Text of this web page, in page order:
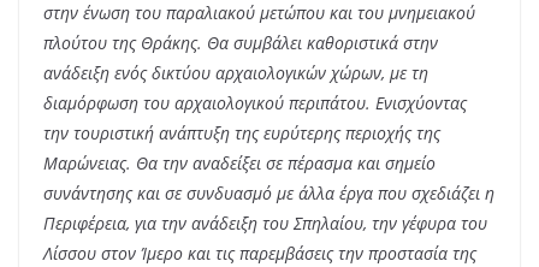
στην ένωση του παραλιακού μετώπου και του μνημειακού
πλούτου της Θράκης. Θα συμβάλει καθοριστικά στην
ανάδειξη ενός δικτύου αρχαιολογικών χώρων, με τη
διαμόρφωση του αρχαιολογικού περιπάτου. Ενισχύοντας
την τουριστική ανάπτυξη της ευρύτερης περιοχής της
Μαρώνειας. Θα την αναδείξει σε πέρασμα και σημείο
συνάντησης και σε συνδυασμό με άλλα έργα που σχεδιάζει η
Περιφέρεια, για την ανάδειξη του Σπηλαίου, την γέφυρα του
Λίσσου στον Ίμερο και τις παρεμβάσεις την προστασία της